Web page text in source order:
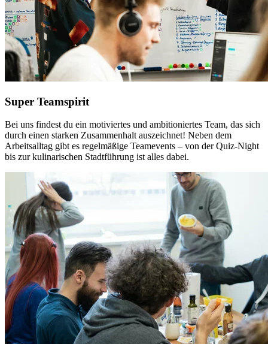
Super Teamspirit
Bei uns findest du ein motiviertes und ambitioniertes Team, das sich
durch einen starken Zusammenhalt auszeichnet! Neben dem
Arbeitsalltag gibt es regelmäßige Teamevents – von der Quiz-Night
bis zur kulinarischen Stadtführung ist alles dabei.